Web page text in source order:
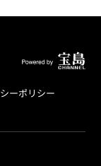
ーポリシー